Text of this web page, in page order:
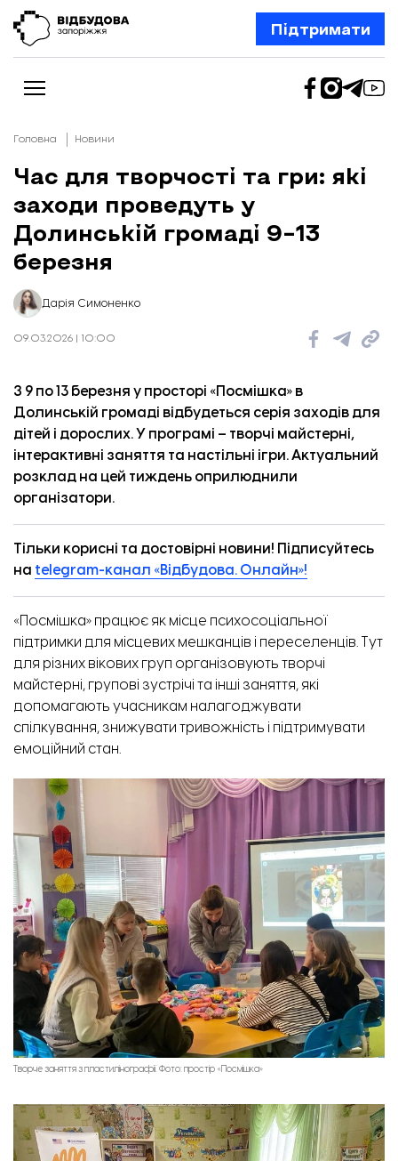
Підтримати
Новини
Відбудова Запоріжжя
Ексклюзив
Бізнес
Шлях додому
Колонки
Про нас
Редакційна політика
Головна Новини
Час для творчості та гри: які
заходи проведуть у
Долинській громаді 9–13
березня
Дарія Симоненко
09.03.2026 | 10:00
З 9 по 13 березня у просторі «Посмішка» в
Долинській громаді відбудеться серія заходів для
дітей і дорослих. У програмі – творчі майстерні,
інтерактивні заняття та настільні ігри. Актуальний
розклад на цей тиждень оприлюднили
організатори.
Тільки корисні та достовірні новини! Підписуйтесь
на telegram-канал «Відбудова. Онлайн»!
«Посмішка» працює як місце психосоціальної
підтримки для місцевих мешканців і переселенців. Тут
для різних вікових груп організовують творчі
майстерні, групові зустрічі та інші заняття, які
допомагають учасникам налагоджувати
спілкування, знижувати тривожність і підтримувати
емоційний стан.
Творче заняття з пластилінографії. Фото: простір «Посмішка»